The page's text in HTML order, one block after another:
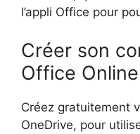
l’appli Office pour
Créer son
Office Online
Créez gratuitement
OneDrive, pour